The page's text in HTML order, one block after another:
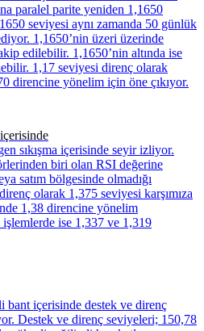
paralel parite yeniden 1,1650
seviyesi aynı zamanda 50 günlük
1,1650’nin üzeri üzerinde
edilebilir. 1,1650’nin altında ise
1,17 seviyesi direnç olarak
direncine yönelim için öne çıkıyor.
sıkışma içerisinde seyir izliyor.
biri olan RSI değerine
satım bölgesinde olmadığı
olarak 1,375 seviyesi karşımıza
1,38 direncine yönelim
ise 1,337 ve 1,319
bant içerisinde destek ve direnç
Destek ve direnç seviyeleri; 150,78